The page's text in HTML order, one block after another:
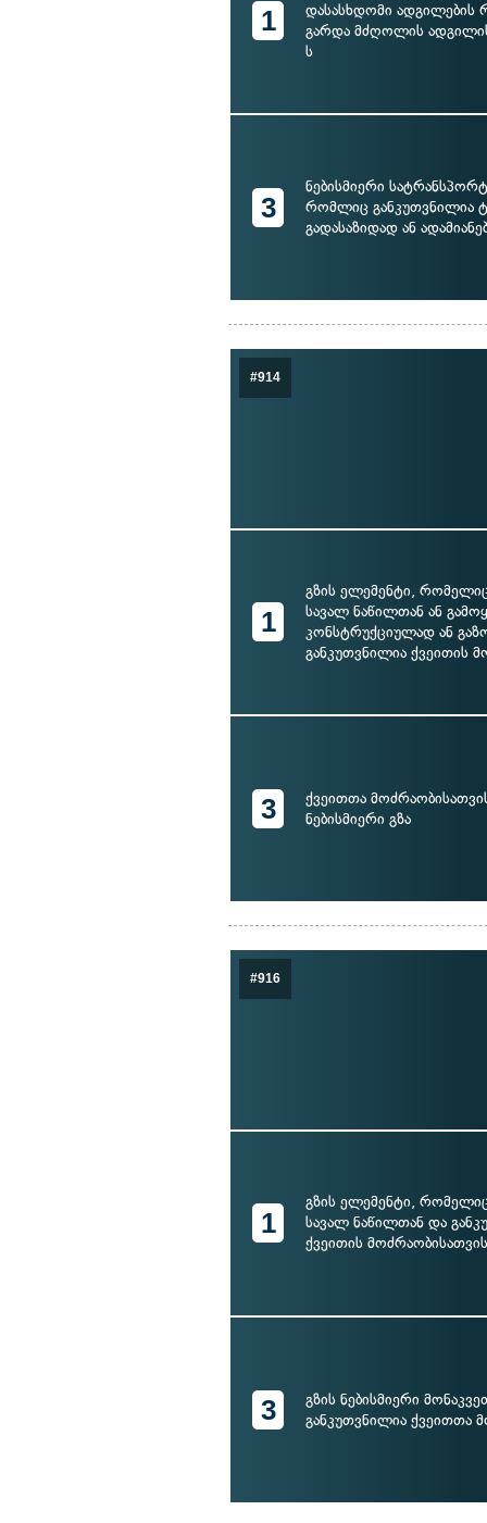
1
დასასხდომი ადგილების
გარდა მძღოლის
ს
3
ნებისმიერი
რომლიც განკუთვნილია
გადასაზიდად ან
#914
1
გზის ელემენტი,
სავალ ნაწილთან ან
კონსტრუქციულად ან
განკუთვნილია ქვეითის
3
ქვეითთა
ნებისმიერი გზა
#916
1
გზის ელემენტი,
სავალ ნაწილთან და
ქვეითის მოძრაობისათვის
3
გზის ნებისმიერი
განკუთვნილია ქვეითთა